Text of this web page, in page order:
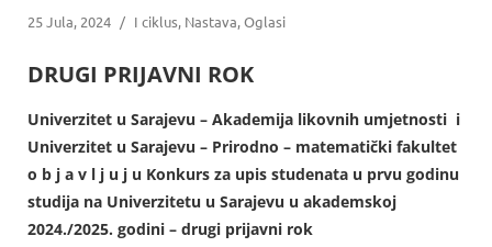
25 Jula, 2024 / I ciklus, Nastava,Oglasi
DRUGI PRIJAVNI ROK
Univerzitet u Sarajevu – Akademija likovnih umjetnosti i
Univerzitet u Sarajevu – Prirodno – matematički fakultet
o b j a v l j u j u Konkurs za upis studenata u prvu godinu
studija na Univerzitetu u Sarajevu u akademskoj
2024./2025. godini – drugi prijavni rok